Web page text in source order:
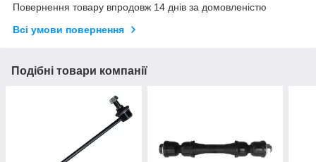
Повернення товару впродовж 14 днів за домовленістю
Всі умови повернення
Подібні товари компанії